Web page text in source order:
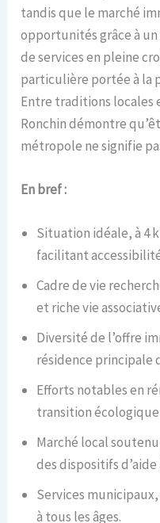
tandis que le marché
opportunités grâce à
de services en pleine
particulière portée à la
Entre traditions locales
Ronchin démontre
métropole ne signifie
En bref :
Situation idéale, à 4
facilitant
Cadre de vie
et riche vie
Diversité de l’offre
résidence principale
Efforts notables en
transition
Marché local
des dispositifs
Services
à tous les âges.